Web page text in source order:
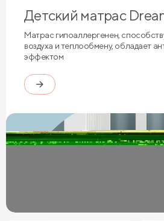
Детский матрас
Матрас гипоаллергенен,
воздуха и теплообмену, обладает
эффектом